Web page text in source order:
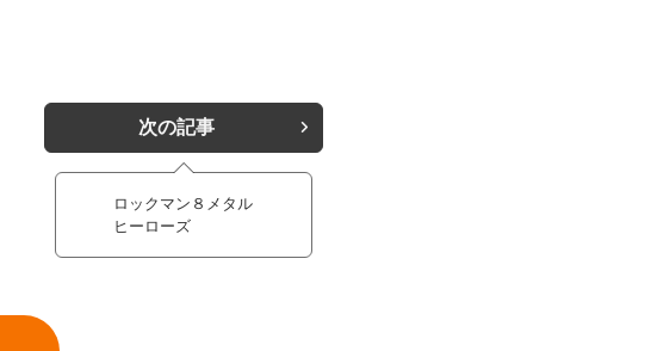
次の記事
ロックマン８メタル
ヒーローズ